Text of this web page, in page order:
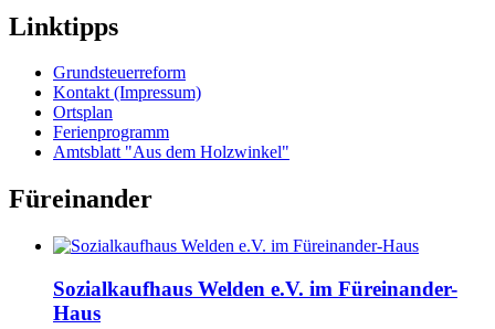
Linktipps
Grundsteuerreform
Kontakt (Impressum)
Ortsplan
Ferienprogramm
Amtsblatt "Aus dem Holzwinkel"
Füreinander
Sozialkaufhaus Welden e.V. im Füreinander-
Haus